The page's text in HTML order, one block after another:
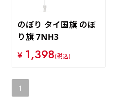
のぼり タイ国旗 のぼ
り旗 7NH3
¥ 1,398(税込)
1